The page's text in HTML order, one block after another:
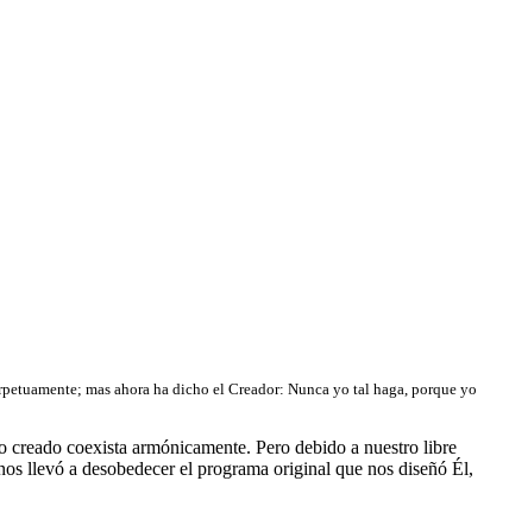
mas ahora ha dicho el Creador: Nunca yo tal haga, porque yo
coexista armónicamente. Pero debido a nuestro libre
llevó a desobedecer el programa original que nos diseñó Él,